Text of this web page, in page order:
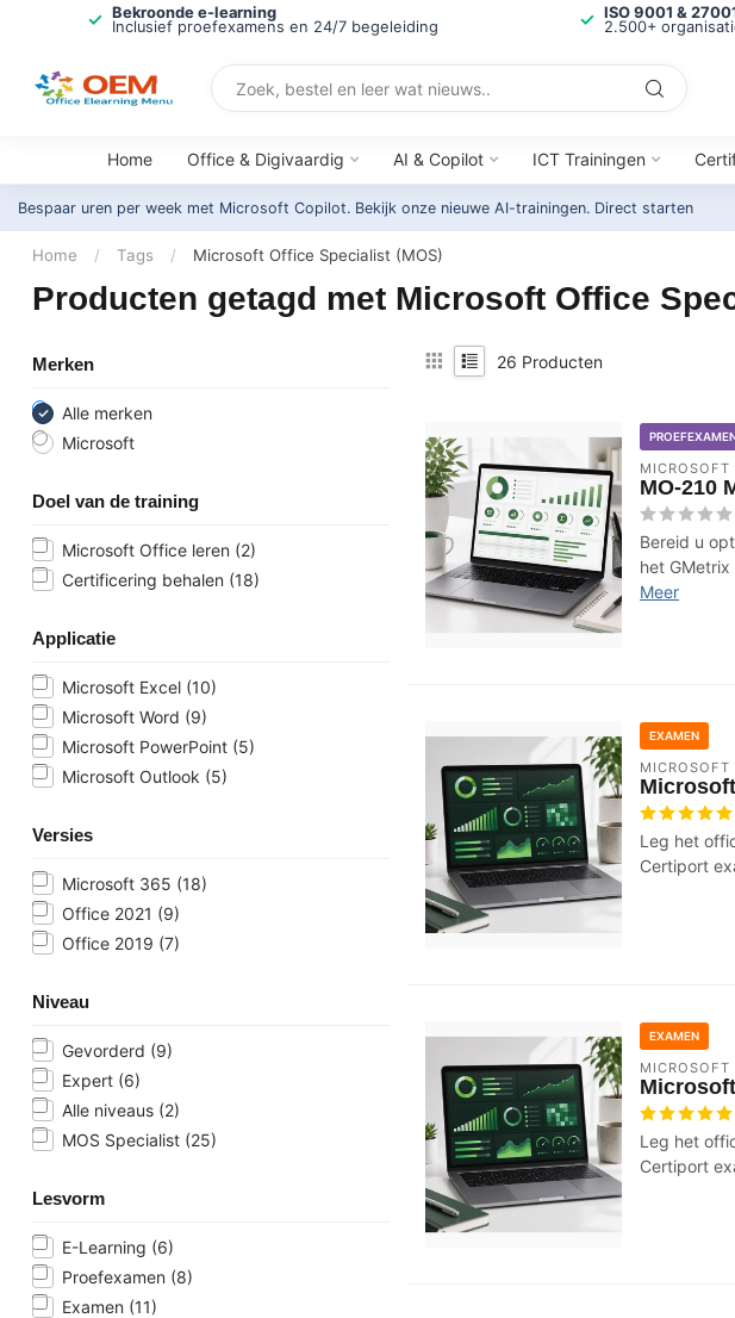
Bekroonde e-learning
Inclusief proefexamens en 24/7 begeleiding
ISO 9001 &
2.500+
Home Office & Digivaardig AI & Copilot ICT Trainingen
Bespaar uren per week met Microsoft Copilot. Bekijk onze nieuwe AI-trainingen. Direct starten
Home / Tags / Microsoft Office Specialist (MOS)
Producten getagd met Microsoft Office
Merken
Alle merken
Microsoft
Doel van de training
Microsoft Office leren (2)
Certificering behalen (18)
Applicatie
Microsoft Excel (10)
Microsoft Word (9)
Microsoft PowerPoint (5)
Microsoft Outlook (5)
Versies
Microsoft 365 (18)
Office 2021 (9)
Office 2019 (7)
Niveau
Gevorderd (9)
Expert (6)
Alle niveaus (2)
MOS Specialist (25)
Lesvorm
E-Learning (6)
Proefexamen (8)
Examen (11)
26 Producten
MICROSOFT
MO-210
Bereid u
het
Meer
EXAMEN
MICROSOFT
Leg het
Certiport
EXAMEN
MICROSOFT
Leg het
Certiport